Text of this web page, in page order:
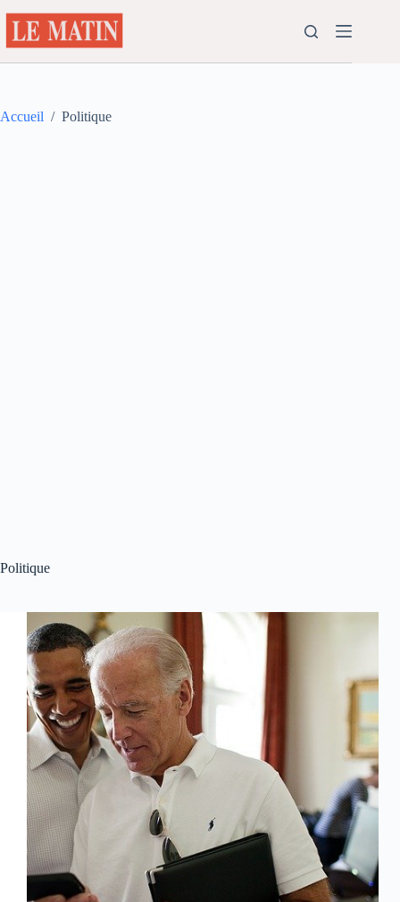
au
contenu
Accueil / Politique
Politique